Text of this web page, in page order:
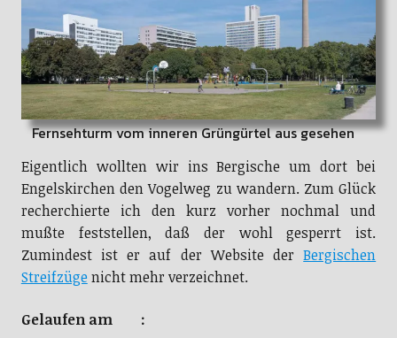
Fernsehturm vom inneren Grüngürtel aus gesehen
Eigentlich wollten wir ins Bergische um dort bei
Engelskirchen den Vogelweg zu wandern. Zum Glück
recherchierte ich den kurz vorher nochmal und
mußte feststellen, daß der wohl gesperrt ist.
Zumindest ist er auf der Website derBergischen
Streifzügenicht mehr verzeichnet.
Gelaufen am :